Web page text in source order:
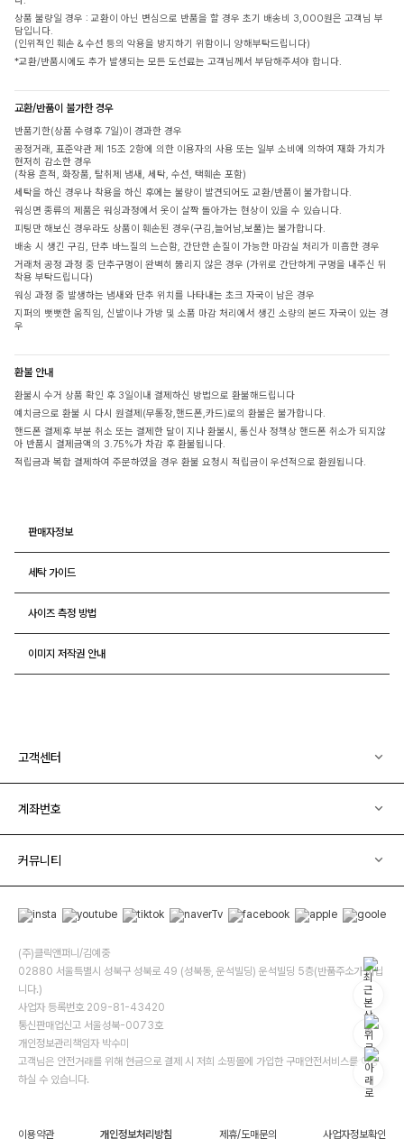
상품 불량일 경우 : 교환이 아닌 변심으로 반품을 할 경우 초기 배송비 3,000원은 고객님 부
담입니다.
(인위적인 훼손 & 수선 등의 악용을 방지하기 위함이니 양해부탁드립니다)
*교환/반품시에도 추가 발생되는 모든 도선료는 고객님께서 부담해주셔야 합니다.
교환/반품이 불가한 경우
반품기한(상품 수령후 7일)이 경과한 경우
공정거래, 표준약관 제 15조 2항에 의한 이용자의 사용 또는 일부 소비에 의하여 재화 가치가
현저히 감소한 경우
(착용 흔적, 화장품, 탈취제 냄새, 세탁, 수선, 택훼손 포함)
세탁을 하신 경우나 착용을 하신 후에는 불량이 발견되어도 교환/반품이 불가합니다.
워싱면 종류의 제품은 워싱과정에서 옷이 살짝 돌아가는 현상이 있을 수 있습니다.
피팅만 해보신 경우라도 상품이 훼손된 경우(구김,늘어남,보풀)는 불가합니다.
배송 시 생긴 구김, 단추 바느질의 느슨함, 간단한 손질이 가능한 마감실 처리가 미흡한 경우
거래처 공정 과정 중 단추구멍이 완벽히 뚫리지 않은 경우 (가위로 간단하게 구멍을 내주신 뒤
착용 부탁드립니다)
워싱 과정 중 발생하는 냄새와 단추 위치를 나타내는 초크 자국이 남은 경우
지퍼의 뻣뻣한 움직임, 신발이나 가방 및 소품 마감 처리에서 생긴 소량의 본드 자국이 있는 경
우
환불 안내
환불시 수거 상품 확인 후 3일이내 결제하신 방법으로 환불해드립니다
예치금으로 환불 시 다시 원결제(무통장,핸드폰,카드)로의 환불은 불가합니다.
핸드폰 결제후 부분 취소 또는 결제한 달이 지나 환불시, 통신사 정책상 핸드폰 취소가 되지않
아 반품시 결제금액의 3.75%가 차감 후 환불됩니다.
적립금과 복합 결제하여 주문하였을 경우 환불 요청시 적립금이 우선적으로 환원됩니다.
판매자정보
세탁 가이드
사이즈 측정 방법
이미지 저작권 안내
고객센터
계좌번호
커뮤니티
(주)클릭앤퍼니/김예중
02880 서울특별시 성북구 성북로 49 (성북동, 운석빌딩) 운석빌딩 5층(반품주소가 아닙
니다.)
사업자 등록번호 209-81-43420
통신판매업신고 서울성북-0073호
개인정보관리책임자 박수미
고객님은 안전거래를 위해 현금으로 결제 시 저희 소핑몰에 가입한 구매안전서비스를 이용
하실 수 있습니다.
이용약관 개인정보처리방침 제휴/도매문의 사업자정보확인